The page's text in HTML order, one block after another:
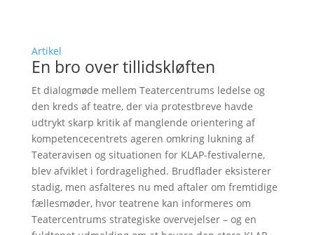
Artikel
En bro over tillidskløften
Et dialogmøde mellem Teatercentrums ledelse og
den kreds af teatre, der via protestbreve havde
udtrykt skarp kritik af manglende orientering af
kompetencecentrets ageren omkring lukning af
Teateravisen og situationen for KLAP-festivalerne,
blev afviklet i fordragelighed. Brudflader eksisterer
stadig, men asfalteres nu med aftaler om fremtidige
fællesmøder, hvor teatrene kan informeres om
Teatercentrums strategiske overvejelser – og en